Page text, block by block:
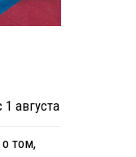
августа
том,